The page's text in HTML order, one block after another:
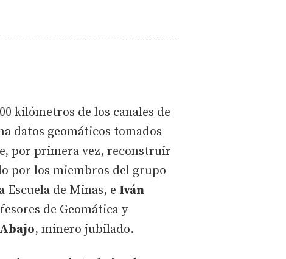
kilómetros de los canales de
datos geomáticos tomados
por primera vez, reconstruir
por los miembros del grupo
Escuela de Minas, e Iván
de Geomática y
, minero jubilado.